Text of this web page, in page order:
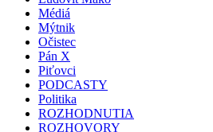
Médiá
Mýtnik
Očistec
Pán X
Piťovci
PODCASTY
Politika
ROZHODNUTIA
ROZHOVORY